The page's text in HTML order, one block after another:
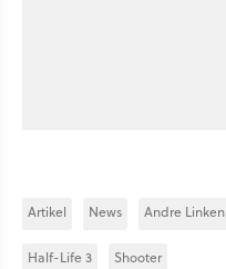
Artikel News Andre Linken
Half-Life 3 Shooter